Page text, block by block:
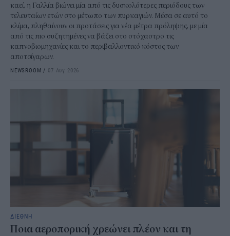
καεί, η Γαλλία βιώνει μία από τις δυσκολότερες περιόδους των
τελευταίων ετών στο μέτωπο των πυρκαγιών. Μέσα σε αυτό το
κλίμα, πληθαίνουν οι προτάσεις για νέα μέτρα πρόληψης, με μία
από τις πιο συζητημένες να βάζει στο στόχαστρο τις
καπνοβιομηχανίες και το περιβαλλοντικό κόστος των
αποτσίγαρων.
NEWSROOM / 07 Αυγ 2026
ΔΙΕΘΝΗ
Ποια αεροπορική χρεώνει πλέον και τη